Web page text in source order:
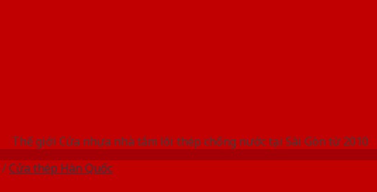
Thế giới Cửa nhựa nhà tắm lõi thép chống nước tại Sài Gòn từ 2010
/Cửa thép Hàn Quốc